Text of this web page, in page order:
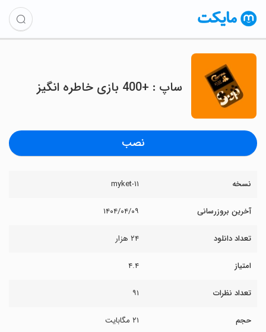
ساپ : +400 بازی خاطره انگیز
نصب
نسخه ۱۱-myket
آخرین بروزرسانی ۱۴۰۴/۰۴/۰۹
تعداد دانلود ۲۴ هزار
امتیاز ۴.۴
تعداد نظرات ۹۱
حجم ۲۱ مگابایت